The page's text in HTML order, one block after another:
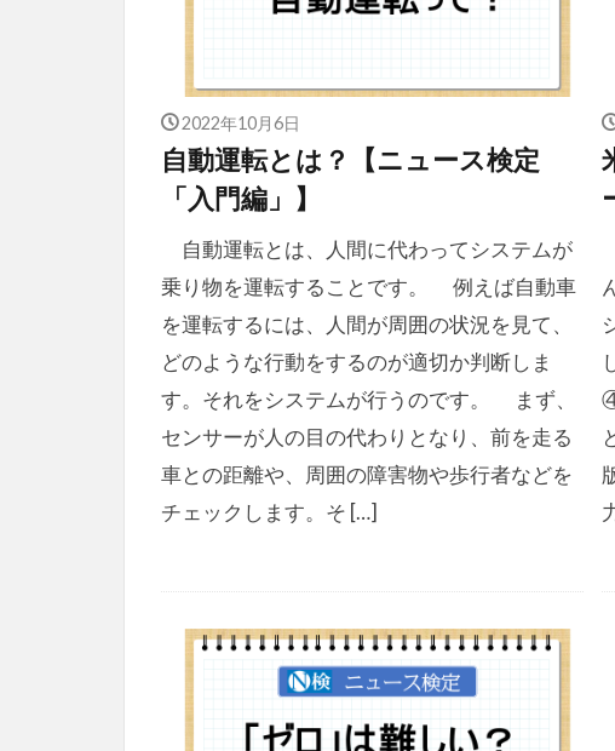
2022年10月6日
自動運転とは？【ニュース検定
「入門編」】
自動運転とは、人間に代わってシステムが
乗り物を運転することです。 例えば自動車
を運転するには、人間が周囲の状況を見て、
どのような行動をするのが適切か判断しま
す。それをシステムが行うのです。 まず、
センサーが人の目の代わりとなり、前を走る
車との距離や、周囲の障害物や歩行者などを
チェックします。そ […]